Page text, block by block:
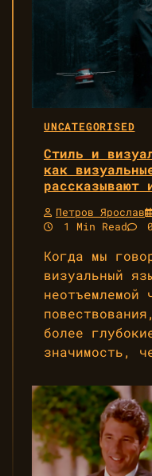
UNCATEGORISED
Стиль и
как
рассказывают
Петров Ярослав
1 Min Read
0
Когда мы
визуальный
неотъемлемой
более
значимость,